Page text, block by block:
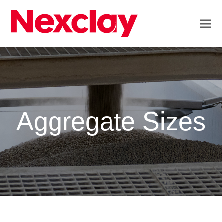
Aggregate Sizes